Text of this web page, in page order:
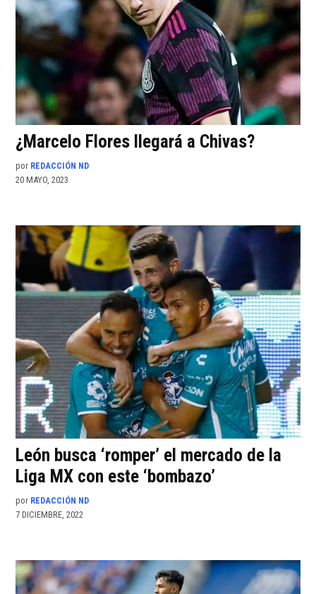
¿Marcelo Flores llegará a Chivas?
por REDACCIÓN ND
20 MAYO, 2023
León busca ‘romper’ el mercado de la
Liga MX con este ‘bombazo’
por REDACCIÓN ND
7 DICIEMBRE, 2022